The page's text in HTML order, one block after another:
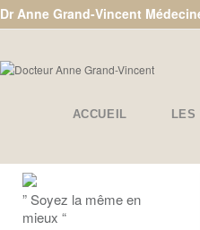
Dr Anne Grand-Vincent
ACCUEIL LES
” Soyez la même en
mieux “